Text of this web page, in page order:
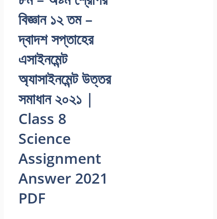
বিজ্ঞান ১২ তম –
দ্বাদশ সপ্তাহের
এসাইনমেন্ট
অ্যাসাইনমেন্ট উত্তর
সমাধান ২০২১ |
Class 8
Science
Assignment
Answer 2021
PDF